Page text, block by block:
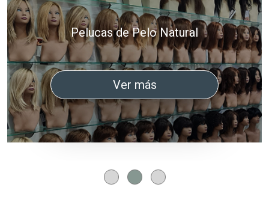
Pelucas de Pelo Natural
Ver más